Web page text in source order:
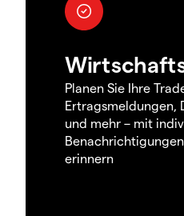
Planen Sie Ihre
Ertragsmeldungen,
und mehr – mit
erinnern